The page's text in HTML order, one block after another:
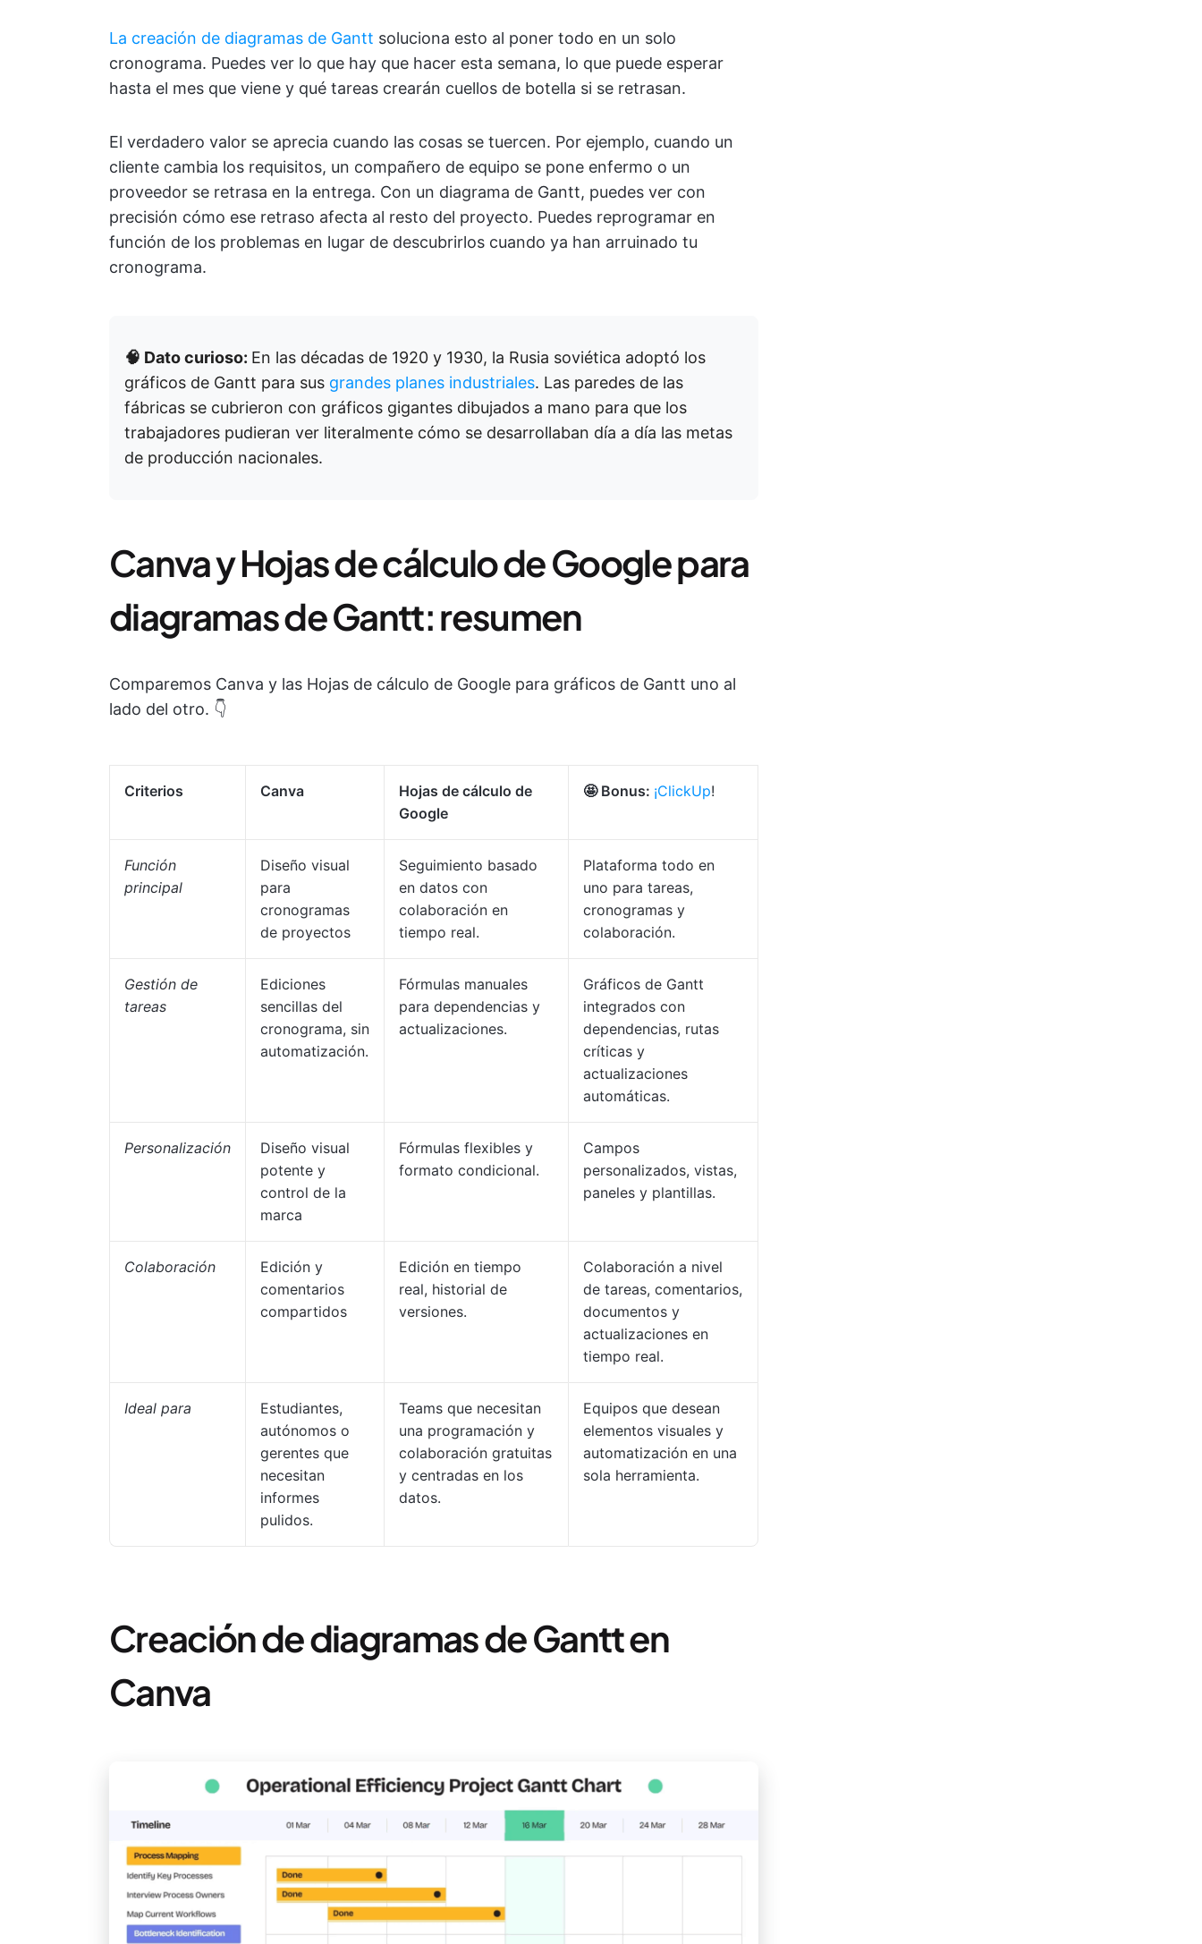
La creación de diagramas de Gantt soluciona esto al poner todo en un solo
cronograma. Puedes ver lo que hay que hacer esta semana, lo que puede esperar
hasta el mes que viene y qué tareas crearán cuellos de botella si se retrasan.
El verdadero valor se aprecia cuando las cosas se tuercen. Por ejemplo, cuando un
cliente cambia los requisitos, un compañero de equipo se pone enfermo o un
proveedor se retrasa en la entrega. Con un diagrama de Gantt, puedes ver con
precisión cómo ese retraso afecta al resto del proyecto. Puedes reprogramar en
función de los problemas en lugar de descubrirlos cuando ya han arruinado tu
cronograma.
🧠 Dato curioso: En las décadas de 1920 y 1930, la Rusia soviética adoptó los
gráficos de Gantt para sus grandes planes industriales. Las paredes de las
fábricas se cubrieron con gráficos gigantes dibujados a mano para que los
trabajadores pudieran ver literalmente cómo se desarrollaban día a día las metas
de producción nacionales.
Canva y Hojas de cálculo de Google para
diagramas de Gantt: resumen
Comparemos Canva y las Hojas de cálculo de Google para gráficos de Gantt uno al
lado del otro. 👇
Criterios Canva
Hojas de cálculo de
Google
🤩 Bonus: ¡ClickUp!
Función
principal
Diseño visual
para
cronogramas
de proyectos
Seguimiento basado
en datos con
colaboración en
tiempo real.
Plataforma todo en
uno para tareas,
cronogramas y
colaboración.
Gestión de
tareas
Ediciones
sencillas del
cronograma, sin
automatización.
Fórmulas manuales
para dependencias y
actualizaciones.
Gráficos de Gantt
integrados con
dependencias, rutas
críticas y
actualizaciones
automáticas.
Personalización
Diseño visual
potente y
control de la
marca
Fórmulas flexibles y
formato condicional.
Campos
personalizados, vistas,
paneles y plantillas.
Colaboración
Edición y
comentarios
compartidos
Edición en tiempo
real, historial de
versiones.
Colaboración a nivel
de tareas, comentarios,
documentos y
actualizaciones en
tiempo real.
Ideal para
Estudiantes,
autónomos o
gerentes que
necesitan
informes
pulidos.
Teams que necesitan
una programación y
colaboración gratuitas
y centradas en los
datos.
Equipos que desean
elementos visuales y
automatización en una
sola herramienta.
Creación de diagramas de Gantt en
Canva